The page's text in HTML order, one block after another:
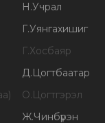
Н.Учрал
Г.Уянгахишиг
Г.Хосбаяр
Д.Цогтбаатар
О.Цогтгэрэл
Ж.Чинбүрэн